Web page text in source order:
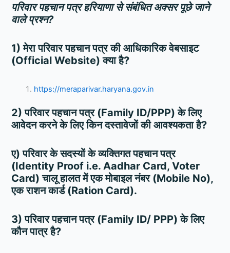
परिवार पहचान पत्र हरियाणा से संबंधित अक्सर पूछे जाने
वाले प्रश्न?
1) मेरा परिवार पहचान पत्र की आधिकारिक वेबसाइट
(Official Website) क्या है?
https://meraparivar.haryana.gov.in
2) परिवार पहचान पत्र (Family ID/PPP) के लिए
आवेदन करने के लिए किन दस्तावेजों की आवश्यकता है?
ए) परिवार के सदस्यों के व्यक्तिगत पहचान पत्र
(Identity Proof i.e. Aadhar Card, Voter
Card) चालू हालत में एक मोबाइल नंबर (Mobile No),
एक राशन कार्ड (Ration Card).
3) परिवार पहचान पत्र (Family ID/ PPP) के लिए
कौन पात्र है?